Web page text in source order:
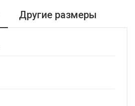
Другие размеры